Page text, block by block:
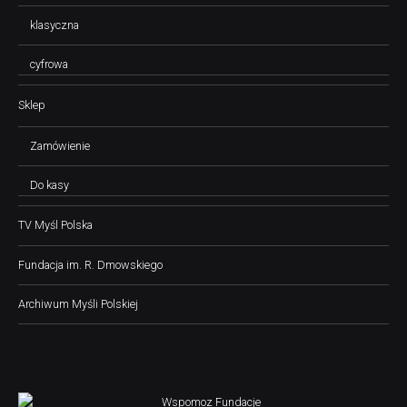
klasyczna
cyfrowa
Sklep
Zamówienie
Do kasy
TV Myśl Polska
Fundacja im. R. Dmowskiego
Archiwum Myśli Polskiej